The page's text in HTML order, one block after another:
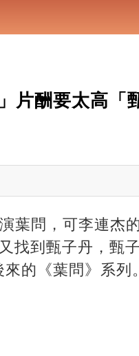
片酬要太高「
葉問，可李連杰
找到甄子丹，甄
的《葉問》系列。